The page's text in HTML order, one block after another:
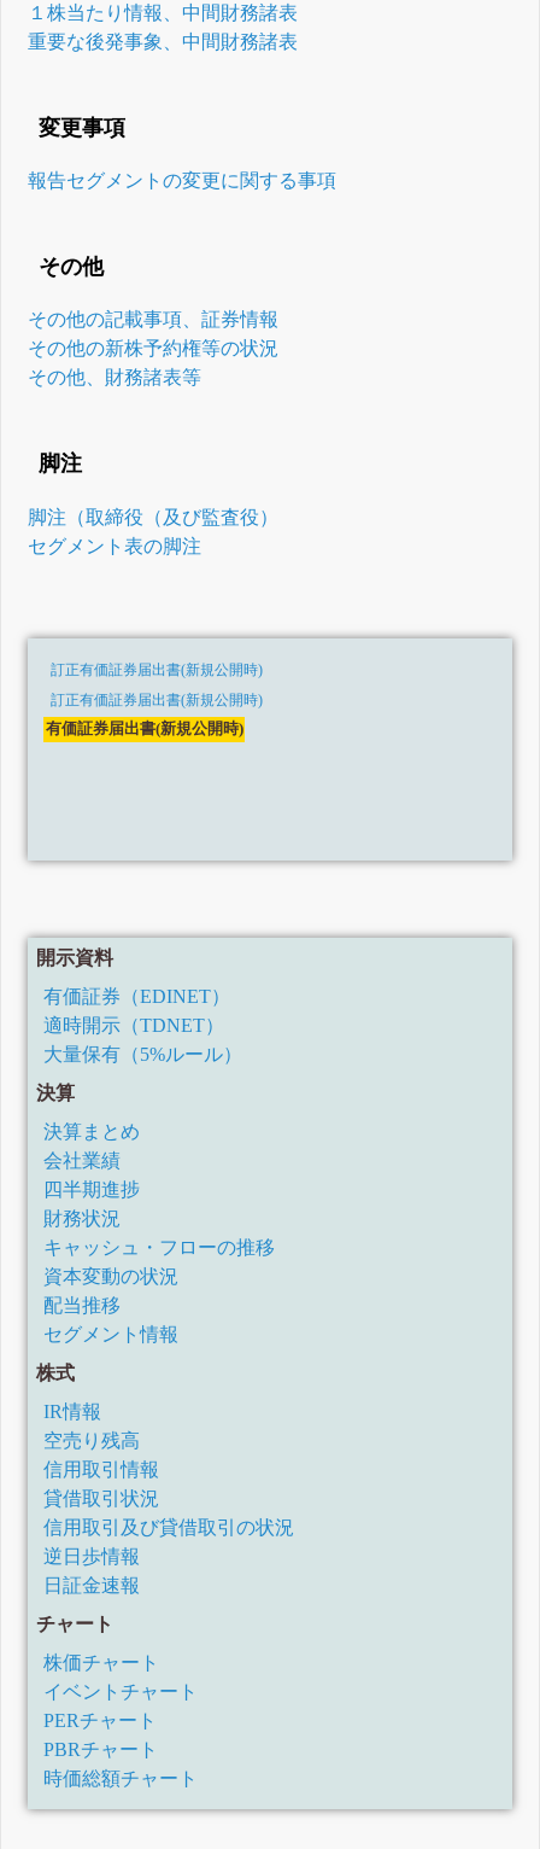
１株当たり情報、中間財務諸表
重要な後発事象、中間財務諸表
変更事項
報告セグメントの変更に関する事項
その他
その他の記載事項、証券情報
その他の新株予約権等の状況
その他、財務諸表等
脚注
脚注（取締役（及び監査役）
セグメント表の脚注
訂正有価証券届出書(新規公開時)
訂正有価証券届出書(新規公開時)
有価証券届出書(新規公開時)
開示資料
有価証券（EDINET）
適時開示（TDNET）
大量保有（5%ルール）
決算
決算まとめ
会社業績
四半期進捗
財務状況
キャッシュ・フローの推移
資本変動の状況
配当推移
セグメント情報
株式
IR情報
空売り残高
信用取引情報
貸借取引状況
信用取引及び貸借取引の状況
逆日歩情報
日証金速報
チャート
株価チャート
イベントチャート
PERチャート
PBRチャート
時価総額チャート